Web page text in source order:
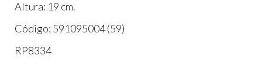
Altura: 19 cm.
Código: 591095004 (59)
RP8334